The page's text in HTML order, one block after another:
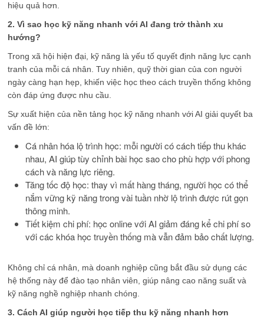
hiệu quả hơn.
2. Vì sao học kỹ năng nhanh với AI đang trở thành xu
hướng?
Trong xã hội hiện đại, kỹ năng là yếu tố quyết định năng lực cạnh
tranh của mỗi cá nhân. Tuy nhiên, quỹ thời gian của con người
ngày càng hạn hẹp, khiến việc học theo cách truyền thống không
còn đáp ứng được nhu cầu.
Sự xuất hiện của nền tảng học kỹ năng nhanh với AI giải quyết ba
vấn đề lớn:
Cá nhân hóa lộ trình học: mỗi người có cách tiếp thu khác
nhau, AI giúp tùy chỉnh bài học sao cho phù hợp với phong
cách và năng lực riêng.
Tăng tốc độ học: thay vì mất hàng tháng, người học có thể
nắm vững kỹ năng trong vài tuần nhờ lộ trình được rút gọn
thông minh.
Tiết kiệm chi phí: học online với AI giảm đáng kể chi phí so
với các khóa học truyền thống mà vẫn đảm bảo chất lượng.
Không chỉ cá nhân, mà doanh nghiệp cũng bắt đầu sử dụng các
hệ thống này để đào tạo nhân viên, giúp nâng cao năng suất và
kỹ năng nghề nghiệp nhanh chóng.
3. Cách AI giúp người học tiếp thu kỹ năng nhanh hơn